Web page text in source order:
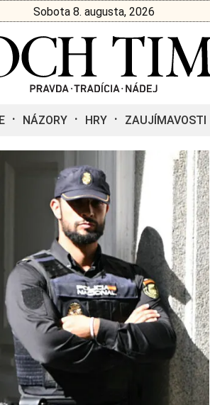
Sobota 8. augusta, 2026
NÁZORY HRY ZAUJÍMAVOSTI